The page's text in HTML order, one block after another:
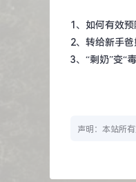
1、 如何有效预
2、 转给新手爸
3、 “剩奶”变“
声明：本站所